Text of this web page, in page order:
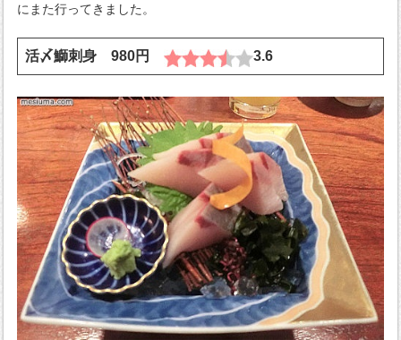
にまた行ってきました。
活〆鰤刺身 980円 3.6